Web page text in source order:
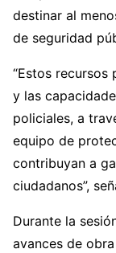
destinar al
de seguridad
“Estos
y las
policiales, a
equipo de
contribuyan a
ciudadanos”,
Durante la
avances de